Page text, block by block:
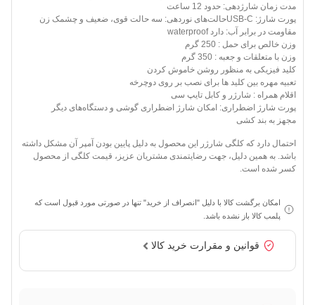
مدت زمان شارژدهی: حدود 12 ساعت
پورت شارژ: USB-Cحالت‌های نوردهی: سه حالت قوی، ضعیف و چشمک زن
مقاومت در برابر آب: دارد waterproof
وزن خالص برای حمل : 250 گرم
وزن با متعلقات و جعبه : 350 گرم
کلید فیزیکی به منظور روشن خاموش کردن
تعبیه مهره بین کلید ها برای نصب بر روی دوچرخه
اقلام همراه : شارژر و کابل تایپ سی
پورت شارژ اضطراری: امکان شارژ اضطراری گوشی و دستگاه‌های دیگر
مجهز به بند کشی
احتمال دارد که کلگی شارژر این محصول به دلیل پایین بودن آمپر آن مشکل داشته
باشد. به همین دلیل، جهت رضایتمندی مشتریان عزیز، قیمت کلگی از محصول
کسر شده است.
امکان برگشت کالا با دلیل "انصراف از خرید" تنها در صورتی مورد قبول است که
پلمب کالا باز نشده باشد.
قوانین و مقرارت خرید کالا